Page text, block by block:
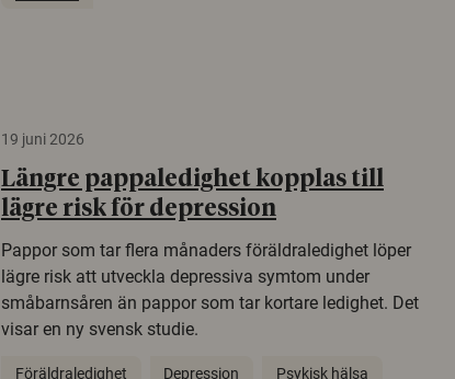
19 juni 2026
Längre pappaledighet kopplas till
lägre risk för depression
Pappor som tar flera månaders föräldraledighet löper
lägre risk att utveckla depressiva symtom under
småbarnsåren än pappor som tar kortare ledighet. Det
visar en ny svensk studie.
Föräldraledighet Depression Psykisk hälsa